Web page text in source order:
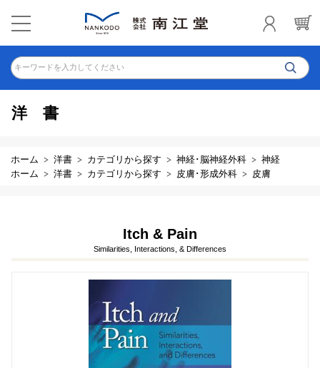
キーワードを入力してください
洋書
ホーム 洋書 カテゴリから探す 神経･脳神経外科
神経
ホーム
洋書 カテゴリから探す 皮膚･形成外科 皮膚
Itch & Pain
Similarities, Interactions, & Differences